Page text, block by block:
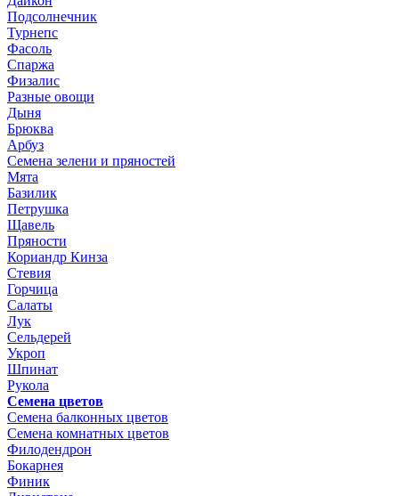
Подсолнечник
Турнепс
Фасоль
Спаржа
Физалис
Разные овощи
Дыня
Брюква
Арбуз
Семена зелени и пряностей
Мята
Базилик
Петрушка
Щавель
Пряности
Кориандр Кинза
Стевия
Горчица
Салаты
Лук
Сельдерей
Укроп
Шпинат
Рукола
Семена цветов
Семена балконных цветов
Семена комнатных цветов
Филодендрон
Бокарнея
Финик